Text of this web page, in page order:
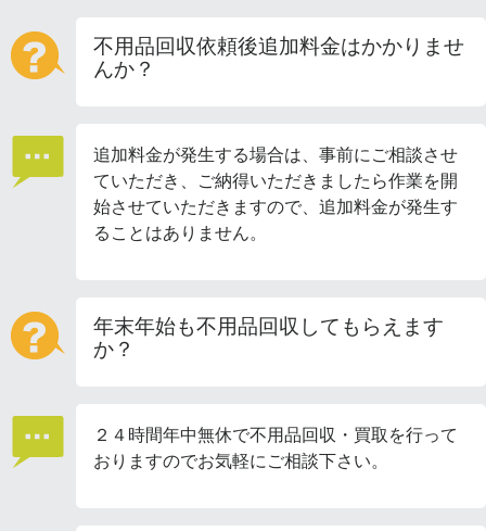
不用品回収依頼後追加料金はかかりませ
んか？
追加料金が発生する場合は、事前にご相談させ
ていただき、ご納得いただきましたら作業を開
始させていただきますので、追加料金が発生す
ることはありません。
年末年始も不用品回収してもらえます
か？
２４時間年中無休で不用品回収・買取を行って
おりますのでお気軽にご相談下さい。